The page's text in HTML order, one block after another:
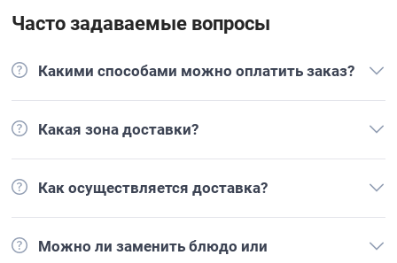
Часто задаваемые вопросы
Какими способами можно оплатить заказ?
Какая зона доставки?
Как осуществляется доставка?
Можно ли заменить блюдо или